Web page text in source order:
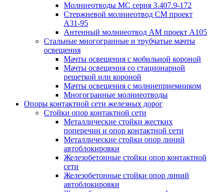
Молниеотводы МС серия 3.407.9-172
Стержневой молниеотвод СМ проект
А31-95
Антенный молниеотвод АМ проект А105
Стальные многогранные и трубчатые мачты
освещения
Мачты освещения с мобильной короной
Мачты освещения со стационарной
решеткой или короной
Мачты освещения с молниеприемником
Многогранные молниеотводы
Опоры контактной сети железных дорог
Стойки опор контактной сети
Металлические стойки жестких
поперечин и опор контактной сети
Металлические стойки опор линий
автоблокировки
Железобетонные стойки опор контактной
сети
Железобетонные стойки опор линий
автоблокировки